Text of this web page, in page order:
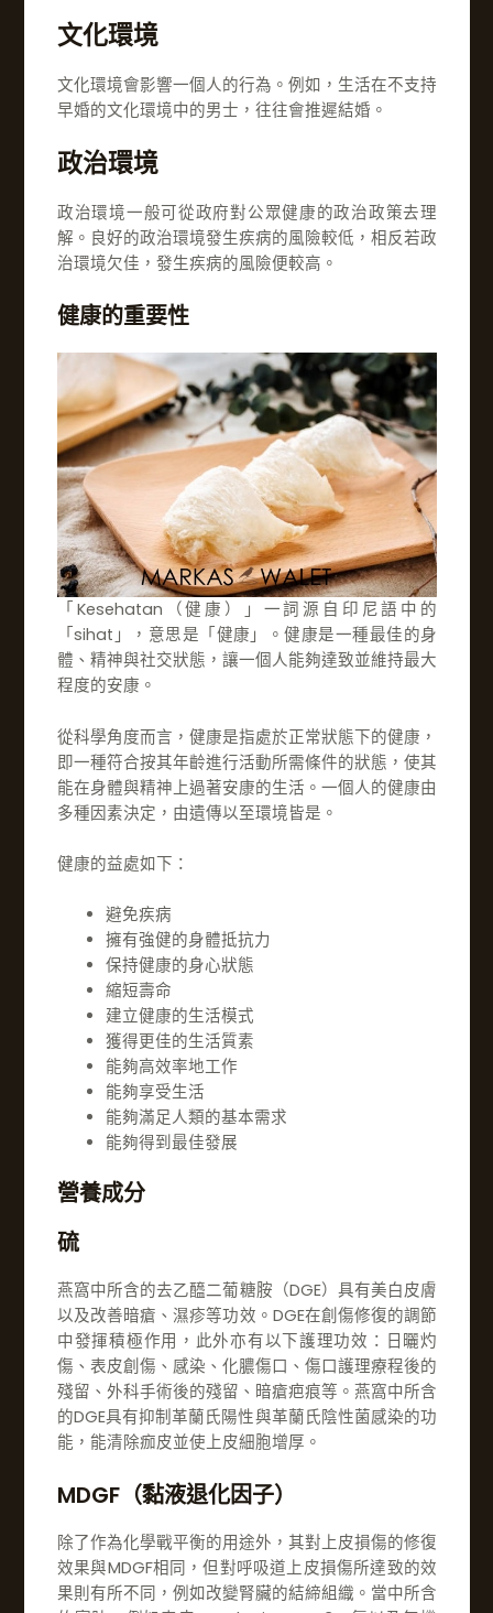
文化環境
文化環境會影響一個人的行為。例如，生活在不支持
早婚的文化環境中的男士，往往會推遲結婚。
政治環境
政治環境一般可從政府對公眾健康的政治政策去理
解。良好的政治環境發生疾病的風險較低，相反若政
治環境欠佳，發生疾病的風險便較高。
健康的重要性
「Kesehatan（健康）」一詞源自印尼語中的
「sihat」，意思是「健康」。健康是一種最佳的身
體、精神與社交狀態，讓一個人能夠達致並維持最大
程度的安康。
從科學角度而言，健康是指處於正常狀態下的健康，
即一種符合按其年齡進行活動所需條件的狀態，使其
能在身體與精神上過著安康的生活。一個人的健康由
多種因素決定，由遺傳以至環境皆是。
健康的益處如下：
避免疾病
擁有強健的身體抵抗力
保持健康的身心狀態
縮短壽命
建立健康的生活模式
獲得更佳的生活質素
能夠高效率地工作
能夠享受生活
能夠滿足人類的基本需求
能夠得到最佳發展
營養成分
硫
燕窩中所含的去乙醯二葡糖胺（DGE）具有美白皮膚
以及改善暗瘡、濕疹等功效。DGE在創傷修復的調節
中發揮積極作用，此外亦有以下護理功效：日曬灼
傷、表皮創傷、感染、化膿傷口、傷口護理療程後的
殘留、外科手術後的殘留、暗瘡疤痕等。燕窩中所含
的DGE具有抑制革蘭氏陽性與革蘭氏陰性菌感染的功
能，能清除痂皮並使上皮細胞增厚。
MDGF（黏液退化因子）
除了作為化學戰平衡的用途外，其對上皮損傷的修復
效果與MDGF相同，但對呼吸道上皮損傷所達致的效
果則有所不同，例如改變腎臟的結締組織。當中所含